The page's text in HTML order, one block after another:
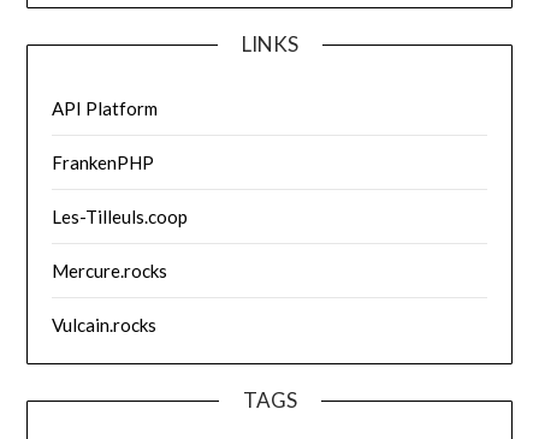
LINKS
API Platform
FrankenPHP
Les-Tilleuls.coop
Mercure.rocks
Vulcain.rocks
TAGS